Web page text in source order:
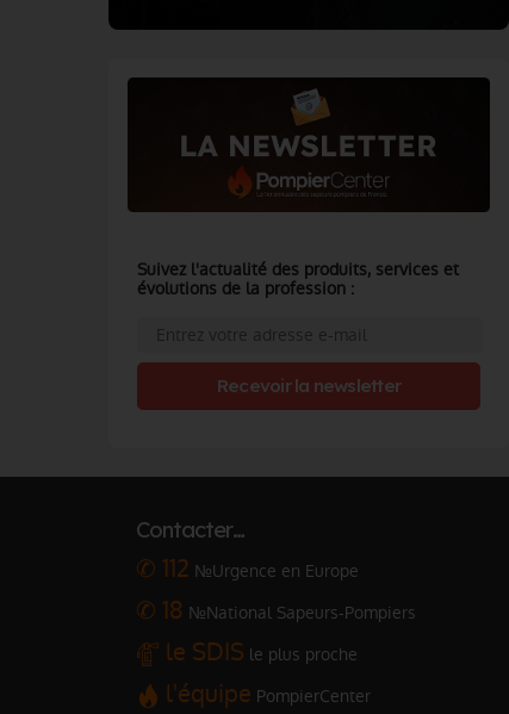
Suivez l'actualité des produits, services et
évolutions de la profession :
Recevoir la newsletter
Contacter…
✆ 112 №Urgence en Europe
✆ 18 №National Sapeurs-Pompiers
le SDIS le plus proche
l'équipe PompierCenter